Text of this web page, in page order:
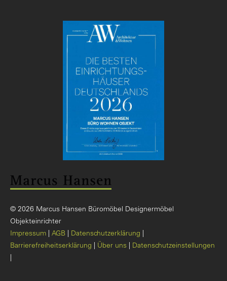
© 2026 Marcus Hansen Büromöbel Designermöbel
Objekteinrichter
Impressum
AGB
Datenschutzerklärung
Barrierefreiheitserklärung
Über uns Datenschutzeinstellungen